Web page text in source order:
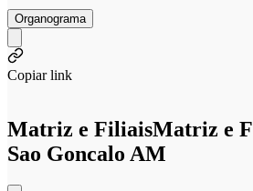
Organograma
Copiar link
Matriz e FiliaisMatriz e
Sao Goncalo AM